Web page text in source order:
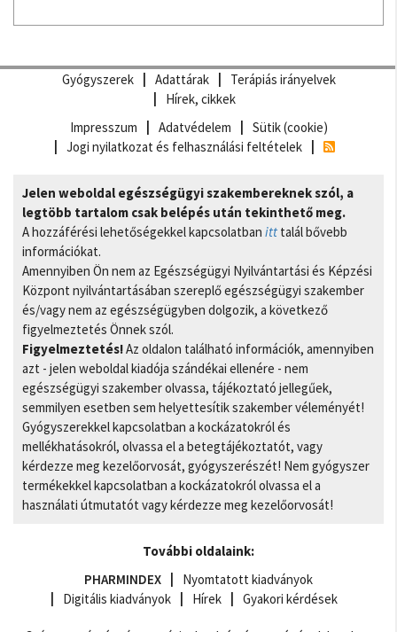
Gyógyszerek Adattárak
Terápiás irányelvek
Hírek, cikkek
Impresszum
Adatvédelem
Sütik (cookie)
Jogi nyilatkozat és felhasználási feltételek
Jelen weboldal egészségügyi szakembereknek szól, a
legtöbb tartalom csak belépés után tekinthető meg.
A hozzáférési lehetőségekkel kapcsolatban itt talál bővebb
információkat.
Amennyiben Ön nem az Egészségügyi Nyilvántartási és Képzési
Központ nyilvántartásában szereplő egészségügyi szakember
és/vagy nem az egészségügyben dolgozik, a következő
figyelmeztetés Önnek szól.
Figyelmeztetés!Az oldalon található információk, amennyiben
azt - jelen weboldal kiadója szándékai ellenére - nem
egészségügyi szakember olvassa, tájékoztató jellegűek,
semmilyen esetben sem helyettesítik szakember véleményét!
Gyógyszerekkel kapcsolatban a kockázatokról és
mellékhatásokról, olvassa el a betegtájékoztatót, vagy
kérdezze meg kezelőorvosát, gyógyszerészét! Nem gyógyszer
termékekkel kapcsolatban a kockázatokról olvassa el a
használati útmutatót vagy kérdezze meg kezelőorvosát!
További oldalaink:
PHARMINDEX
Nyomtatott kiadványok
Digitális kiadványok
Hírek Gyakori kérdések